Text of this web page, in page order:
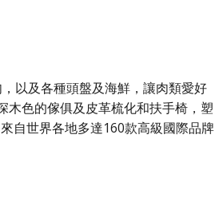
以及各種頭盤及海鮮，讓肉類愛好
木色的傢俱及皮革梳化和扶手椅，塑
自世界各地多達160款高級國際品牌